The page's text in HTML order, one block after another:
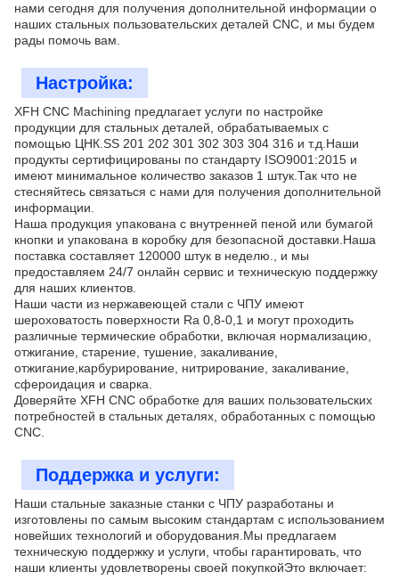
нами сегодня для получения дополнительной информации о
наших стальных пользовательских деталей CNC, и мы будем
рады помочь вам.
Настройка:
XFH CNC Machining предлагает услуги по настройке
продукции для стальных деталей, обрабатываемых с
помощью ЦНК.SS 201 202 301 302 303 304 316 и т.д.Наши
продукты сертифицированы по стандарту ISO9001:2015 и
имеют минимальное количество заказов 1 штук.Так что не
стесняйтесь связаться с нами для получения дополнительной
информации.
Наша продукция упакована с внутренней пеной или бумагой
кнопки и упакована в коробку для безопасной доставки.Наша
поставка составляет 120000 штук в неделю., и мы
предоставляем 24/7 онлайн сервис и техническую поддержку
для наших клиентов.
Наши части из нержавеющей стали с ЧПУ имеют
шероховатость поверхности Ra 0,8-0,1 и могут проходить
различные термические обработки, включая нормализацию,
отжигание, старение, тушение, закаливание,
отжигание,карбурирование, нитрирование, закаливание,
сфероидация и сварка.
Доверяйте XFH CNC обработке для ваших пользовательских
потребностей в стальных деталях, обработанных с помощью
CNC.
Поддержка и услуги:
Наши стальные заказные станки с ЧПУ разработаны и
изготовлены по самым высоким стандартам с использованием
новейших технологий и оборудования.Мы предлагаем
техническую поддержку и услуги, чтобы гарантировать, что
наши клиенты удовлетворены своей покупкойЭто включает: